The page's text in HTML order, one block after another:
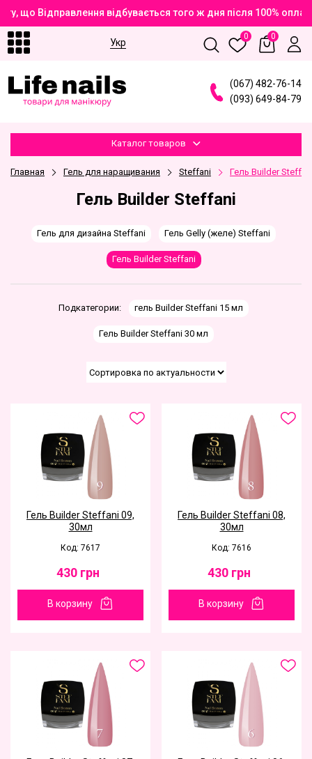
що Відправлення відбувається того ж дня після 100%
Укр
0 0
(067) 482-76-14
(093) 649-84-79
Каталог товаров
Главная Гель для наращивания Steffani Гель Builder
Гель Builder Steffani
Гель для дизайна Steffani Гель Gelly (желе) Steffani
Гель Builder Steffani
Подкатегории: гель Builder Steffani 15 мл
Гель Builder Steffani 30 мл
Гель Builder Steffani 09,
30мл
Код: 7617
430 грн
В корзину
Гель Builder Steffani 08,
30мл
Код: 7616
430 грн
В корзину